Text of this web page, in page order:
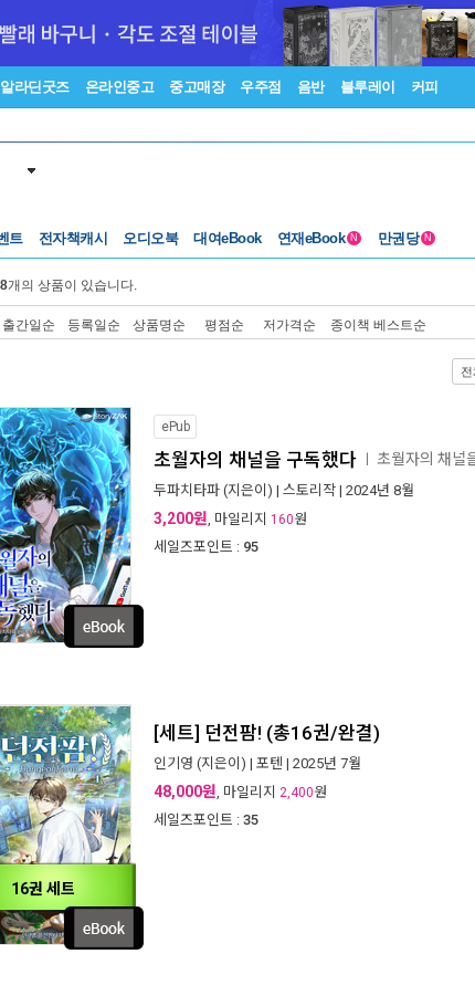
알라딘굿즈 온라인중고 중고매장 우주점 음반 블루레이 커피
트 전자책캐시 오디오북 대여eBook 연재eBook N 만권당 N
개의 상품이 있습니다.
출간일순 등록일순 상품명순 평점순 저가격순 종이책 베스트순
ePub
초월자의 채널을 구독했다 초월자의 채널
두파치타파 (지은이) | 스토리작 | 2024년 8월
3,200원, 마일리지 160원
세일즈포인트 : 95
16권 세트
[세트] 던전팜! (총16권/완결)
인기영 (지은이) | 포텐 | 2025년 7월
48,000원, 마일리지 2,400원
세일즈포인트 : 35